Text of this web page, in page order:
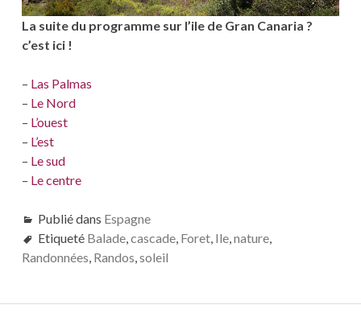
La suite du programme sur l’ile de Gran Canaria ?
c’est ici !
– Las Palmas
– Le Nord
– L’ouest
– L’est
– Le sud
– Le centre
Publié dans Espagne
Etiqueté Balade,cascade, Foret, Ile,nature,
Randonnées, Randos,soleil